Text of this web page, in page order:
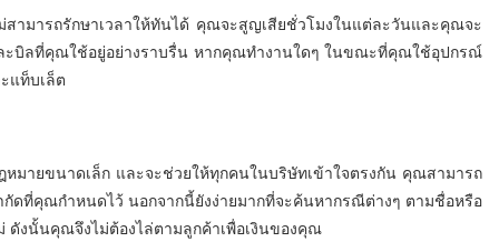
ามารถรักษาเวลาให้ทันได้ คุณจะสูญเสียชั่วโมงในแต่ละวันและคุณจะ
ะบิลที่คุณใช้อยู่อย่างราบรื่น หากคุณทำงานใดๆ ในขณะที่คุณใช้อุปกรณ์
แท็บเล็ต
มายขนาดเล็ก และจะช่วยให้ทุกคนในบริษัทเข้าใจตรงกัน คุณสามารถ
ดที่คุณกำหนดไว้ นอกจากนี้ยังง่ายมากที่จะค้นหากรณีต่างๆ ตามชื่อหรือ
งนั้นคุณจึงไม่ต้องไล่ตามลูกค้าเพื่อเงินของคุณ